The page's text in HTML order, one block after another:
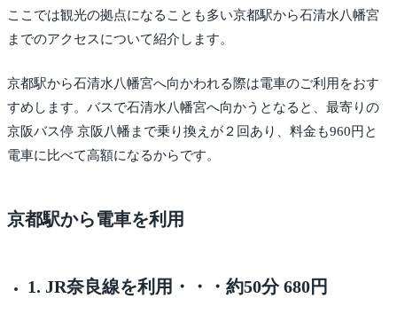
ここでは観光の拠点になることも多い京都駅から石清水八幡宮
までのアクセスについて紹介します。
京都駅から石清水八幡宮へ向かわれる際は電車のご利用をおす
すめします。バスで石清水八幡宮へ向かうとなると、最寄りの
京阪バス停 京阪八幡まで乗り換えが２回あり、料金も960円と
電車に比べて高額になるからです。
京都駅から電車を利用
1. JR奈良線を利用・・・約50分 680円